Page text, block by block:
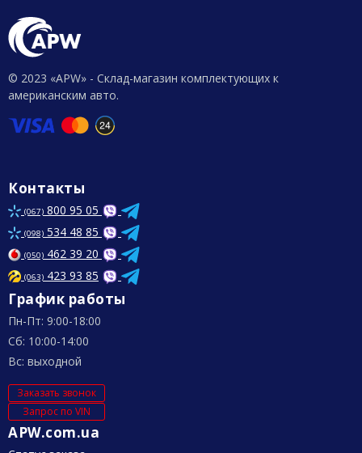
© 2023 «APW» - Склад-магазин комплектующих к
американским авто.
Контакты
(067) 800 95 05
(098) 534 48 85
(050) 462 39 20
(063) 423 93 85
График работы
Пн-Пт: 9:00-18:00
Сб: 10:00-14:00
Вс: выходной
Заказать звонок
Запрос по VIN
APW.com.ua